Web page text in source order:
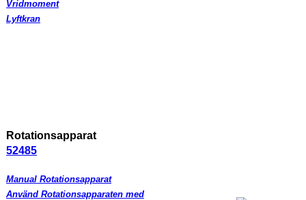
Vridmoment
Lyftkran
Rotationsapparat
52485
Manual Rotationsapparat
Använd Rotationsapparaten med